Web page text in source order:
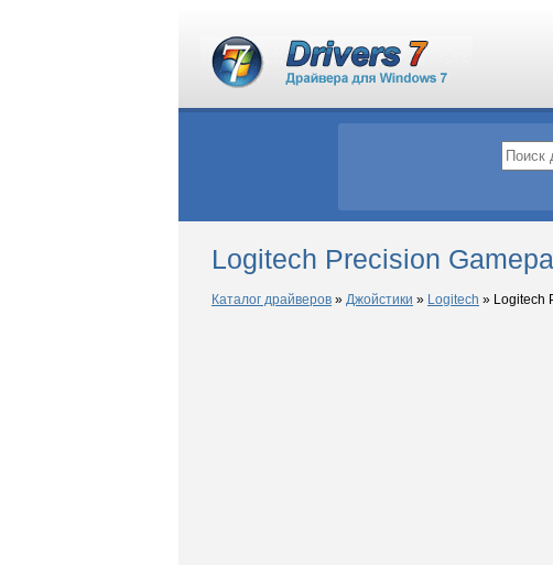
Logitech Precision
Каталог драйверов » Джойстики » Logitech » Logitech